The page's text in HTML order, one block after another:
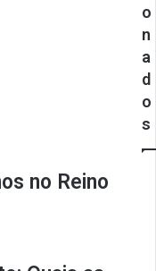
o
n
a
d
o
s
no Reino